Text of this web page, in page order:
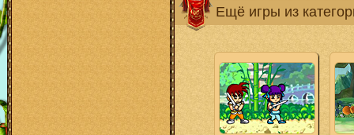
Ещё игры из